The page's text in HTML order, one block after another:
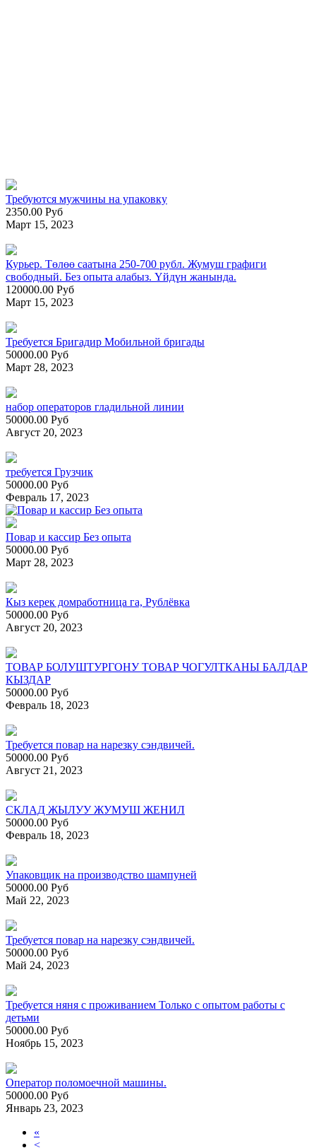
Требуются мужчины на упаковку
2350.00 Руб
Март 15, 2023
Курьер. Төлөө саатына 250-700 рубл. Жумуш графиги
свободный. Без опыта алабыз. Үйдүн жанында.
120000.00 Руб
Март 15, 2023
Требуется Бригадир Мобильной бригады
50000.00 Руб
Март 28, 2023
набор операторов гладильной линии
50000.00 Руб
Август 20, 2023
требуется Грузчик
50000.00 Руб
Февраль 17, 2023
Повар и кассир Без опыта
50000.00 Руб
Март 28, 2023
Кыз керек домработница га, Рублёвка
50000.00 Руб
Август 20, 2023
ТОВАР БОЛУШТУРГОНУ ТОВАР ЧОГУЛТКАНЫ БАЛДАР
КЫЗДАР
50000.00 Руб
Февраль 18, 2023
Требуется повар на нарезку сэндвичей.
50000.00 Руб
Август 21, 2023
СКЛАД ЖЫЛУУ ЖУМУШ ЖЕНИЛ
50000.00 Руб
Февраль 18, 2023
Упаковщик на производство шампуней
50000.00 Руб
Май 22, 2023
Требуется повар на нарезку сэндвичей.
50000.00 Руб
Май 24, 2023
Требуется няня с проживанием Только с опытом работы с
детьми
50000.00 Руб
Ноябрь 15, 2023
Оператор поломоечной машины.
50000.00 Руб
Январь 23, 2023
«
<